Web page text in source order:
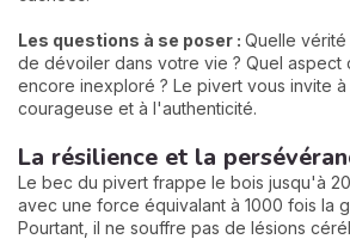
Les questions à se poser : Quelle
de dévoiler dans votre vie ? Quel aspect
encore inexploré ? Le pivert vous invite
courageuse et à l'authenticité.
La résilience et la
Le bec du pivert frappe le bois jusqu'à
avec une force équivalant à 1000 fois la
Pourtant, il ne souffre pas de lésions